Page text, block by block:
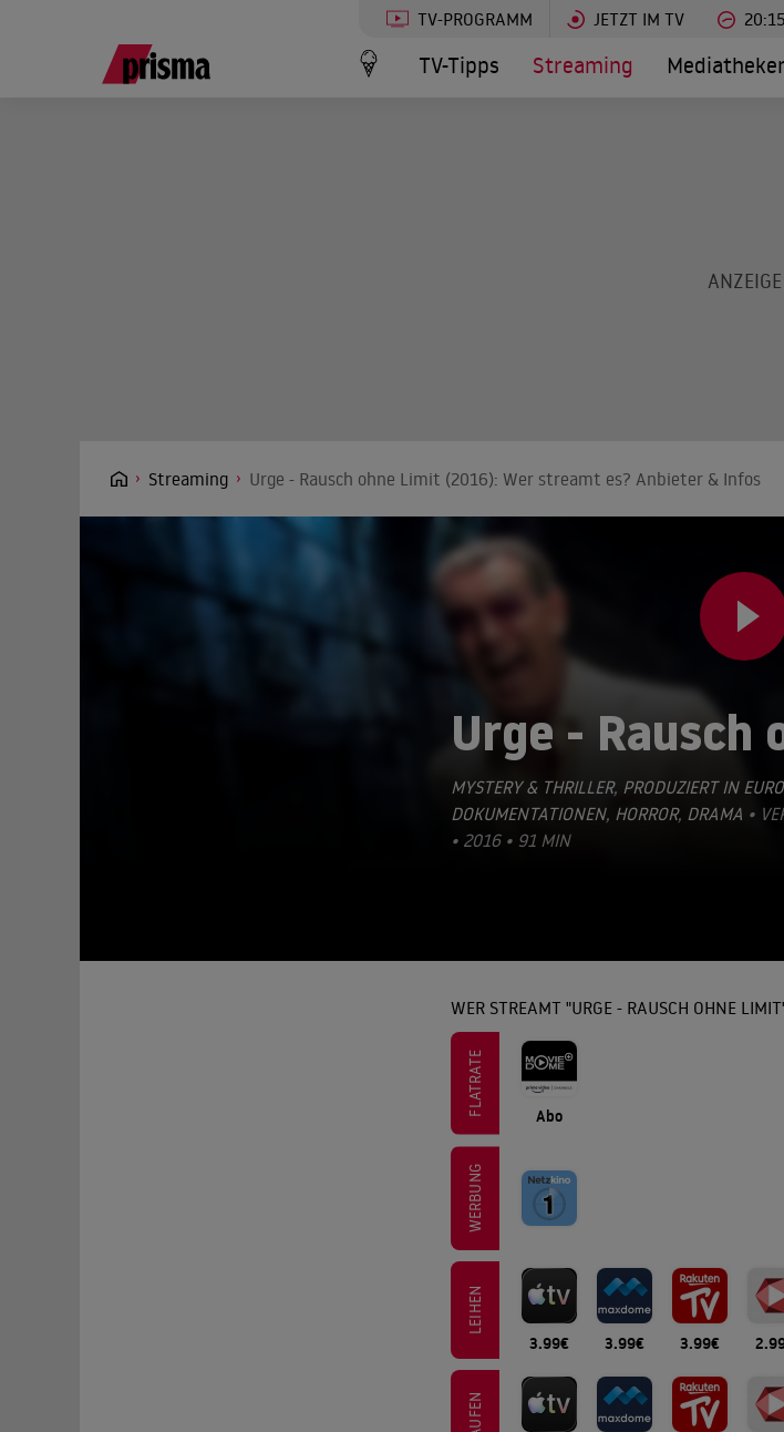
TV-PROGRAMM JETZT IM TV
TV-Tipps Streaming
Streaming Urge - Rausch ohne Limit (2016): Wer streamt es? Anbieter & Infos
Urge - Rausch
MYSTERY & THRILLER, PRODUZIERT IN
DOKUMENTATIONEN, HORROR, DRAMA •
• 2016 • 91 MIN
WER STREAMT "URGE - RAUSCH OHNE
FLATRATE Abo
WERBUNG
LEIHEN
3.99€ 3.99€ 3.99€
KAUFEN